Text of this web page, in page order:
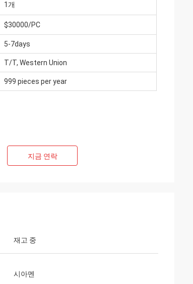
1개
$30000/PC
5-7days
T/T, Western Union
999 pieces per year
지금 연락
재고 중
시아멘